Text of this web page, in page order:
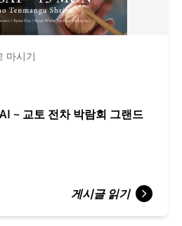
마시기
~ 교토 전차 박람회 그랜드
게시글 읽기